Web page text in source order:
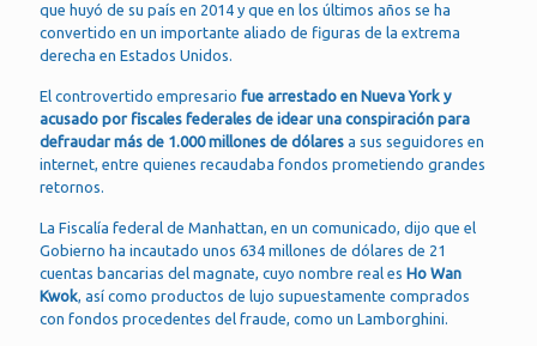
que huyó de su país en 2014 y que en los últimos años se ha
convertido en un importante aliado de figuras de la extrema
derecha en Estados Unidos.
El controvertido empresario fue arrestado en Nueva York y
acusado por fiscales federales de idear una conspiración para
defraudar más de 1.000 millones de dólares a sus seguidores en
internet, entre quienes recaudaba fondos prometiendo grandes
retornos.
La Fiscalía federal de Manhattan, en un comunicado, dijo que el
Gobierno ha incautado unos 634 millones de dólares de 21
cuentas bancarias del magnate, cuyo nombre real es Ho Wan
Kwok, así como productos de lujo supuestamente comprados
con fondos procedentes del fraude, como un Lamborghini.